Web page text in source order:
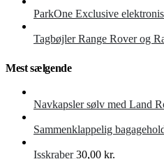
ParkOne Exclusive
Tagbøjler Range Rover og
Mest sælgende
Navkapsler sølv med Land
Sammenklappelig
Isskraber 30,00 kr.